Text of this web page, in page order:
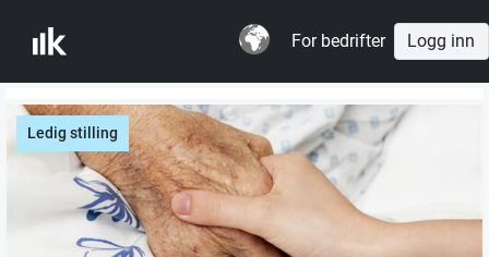
For bedrifter Logg inn
Ledig stilling